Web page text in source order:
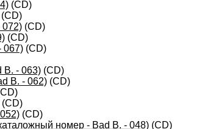
(CD)
(CD)
072) (CD)
(CD)
067) (CD)
- 063) (CD)
B. - 062) (CD)
(CD)
(CD)
номер - Bad B. - 048) (CD)